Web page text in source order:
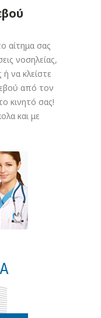
αίτημα σας
νοσηλείας,
να κλείστε
από τον
κινητό σας!
και με